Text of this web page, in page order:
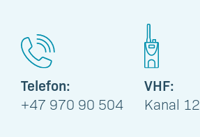
Telefon:
+47 970 90 504
VHF:
Kanal 12